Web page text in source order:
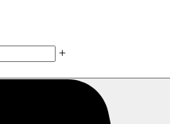
+